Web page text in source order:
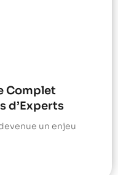
Complet
d’Experts
un enjeu